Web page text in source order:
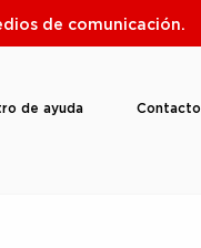
de comunicación.
de ayuda Contacto